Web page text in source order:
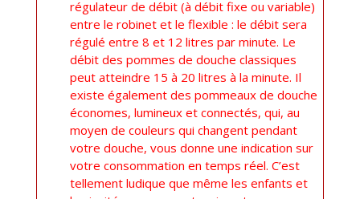
régulateur de débit (à débit fixe ou variable)
entre le robinet et le flexible : le débit sera
régulé entre 8 et 12 litres par minute. Le
débit des pommes de douche classiques
peut atteindre 15 à 20 litres à la minute. Il
existe également des pommeaux de douche
économes, lumineux et connectés, qui, au
moyen de couleurs qui changent pendant
votre douche, vous donne une indication sur
votre consommation en temps réel. C’est
tellement ludique que même les enfants et